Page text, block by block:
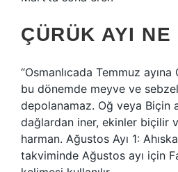
ÇÜRÜK AYI NE
“Osmanlıcada Temmuz
bu dönemde meyve ve
depolanamaz. Oğ veya Biçin
dağlardan iner, ekinler biçilir
harman. Ağustos Ayı 1:
takviminde Ağustos ayı için